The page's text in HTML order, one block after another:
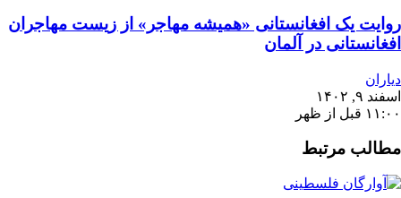
روایت یک افغانستانی «همیشه مهاجر» از زیست مهاجران
افغانستانی در آلمان
دیاران
اسفند ۹, ۱۴۰۲
۱۱:۰۰ قبل از ظهر
مطالب مرتبط